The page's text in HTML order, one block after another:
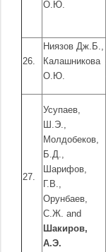
О.Ю.
26.
Ниязов Дж.Б.,
Калашникова
О.Ю.
27.
Усупаев,
Ш.Э.,
Молдобеков,
Б.Д.,
Шарифов,
Г.В.,
Орунбаев,
С.Ж. and
Шакиров,
А.Э.